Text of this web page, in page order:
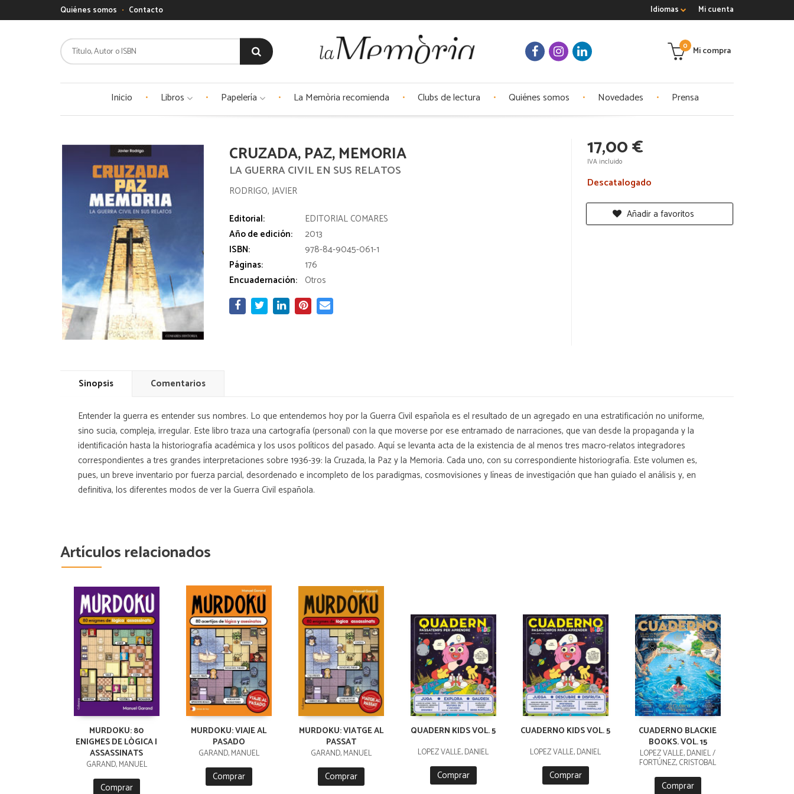
Mi cuenta
Idiomas
Quiénes somos Contacto
Mi compra
0
Inicio Libros Papelería La Memòria recomienda Clubs de lectura Quiénes somos Novedades Prensa
CRUZADA, PAZ, MEMORIA
LA GUERRA CIVIL EN SUS RELATOS
RODRIGO, JAVIER
Editorial:
EDITORIAL COMARES
Año de edición:
2013
ISBN:
978-84-9045-061-1
Páginas:
176
Encuadernación: Otros
17,00 €
IVA incluido
Descatalogado
Añadir a favoritos
Sinopsis Comentarios
Entender la guerra es entender sus nombres. Lo que entendemos hoy por la Guerra Civil española es el resultado de un agregado en una estratificación no uniforme,
sino sucia, compleja, irregular. Este libro traza una cartografía (personal) con la que moverse por ese entramado de narraciones, que van desde la propaganda y la
identificación hasta la historiografía académica y los usos políticos del pasado. Aquí se levanta acta de la existencia de al menos tres macro-relatos integradores
correspondientes a tres grandes interpretaciones sobre 1936-39: la Cruzada, la Paz y la Memoria. Cada uno, con su correspondiente historiografía. Este volumen es,
pues, un breve inventario por fuerza parcial, desordenado e incompleto de los paradigmas, cosmovisiones y líneas de investigación que han guiado el análisis y, en
definitiva, los diferentes modos de ver la Guerra Civil española.
Artículos relacionados
MURDOKU: 80
ENIGMES DE LÒGICA I
ASSASSINATS
GARAND, MANUEL
Comprar
MURDOKU: VIAJE AL
PASADO
GARAND, MANUEL
Comprar
MURDOKU: VIATGE AL
PASSAT
GARAND, MANUEL
Comprar
QUADERN KIDS VOL. 5
LÓPEZ VALLE, DANIEL
Comprar
CUADERNO KIDS VOL. 5
LÓPEZ VALLE, DANIEL
Comprar
CUADERNO BLACKIE
BOOKS. VOL. 15
LÓPEZ VALLE, DANIEL /
FORTÚNEZ, CRISTOBAL
Comprar